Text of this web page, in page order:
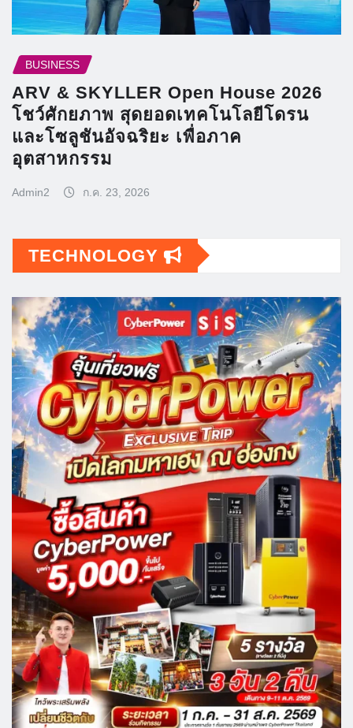
BUSINESS
ARV & SKYLLER Open House 2026
โชว์ศักยภาพ สุดยอดเทคโนโลยีโดรน
และโซลูชันอัจฉริยะ เพื่อภาค
อุตสาหกรรม
Admin2 ก.ค. 23, 2026
TECHNOLOGY